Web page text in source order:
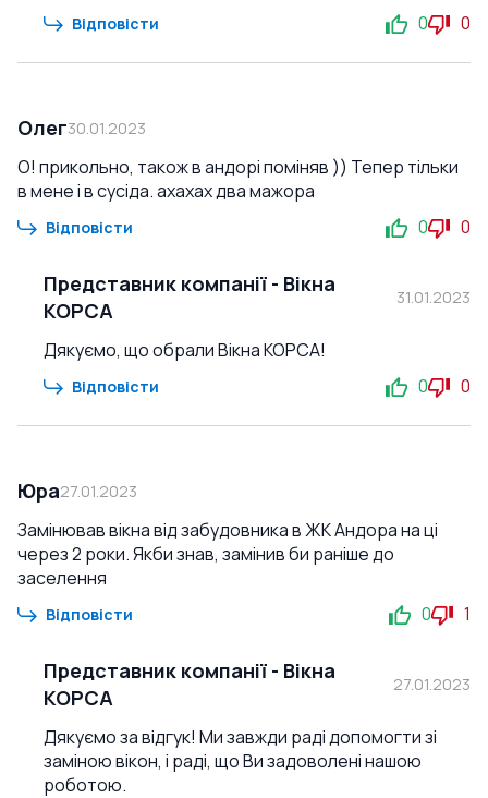
Відповісти 0 0
Олег30.01.2023
О! прикольно, також в андорі поміняв )) Тепер тільки
в мене і в сусіда. ахахах два мажора
Відповісти 0 0
Представник компанії - Вікна
КОРСА
31.01.2023
Дякуємо, що обрали Вікна КОРСА!
Відповісти 0 0
Юра27.01.2023
Замінював вікна від забудовника в ЖК Андора на ці
через 2 роки. Якби знав, замінив би раніше до
заселення
Відповісти 0 1
Представник компанії - Вікна
КОРСА
27.01.2023
Дякуємо за відгук! Ми завжди раді допомогти зі
заміною вікон, і раді, що Ви задоволені нашою
роботою.